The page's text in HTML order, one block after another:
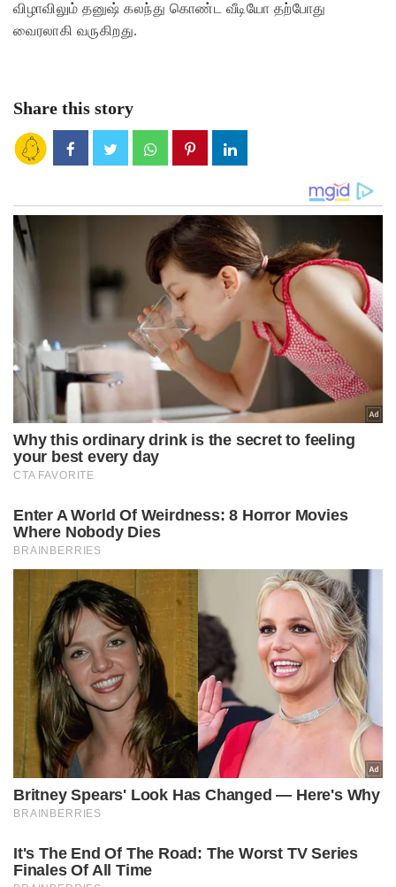
விழாவிலும் தனுஷ் கலந்து கொண்ட வீடியோ தற்போது
வைரலாகி வருகிறது.
Share this story